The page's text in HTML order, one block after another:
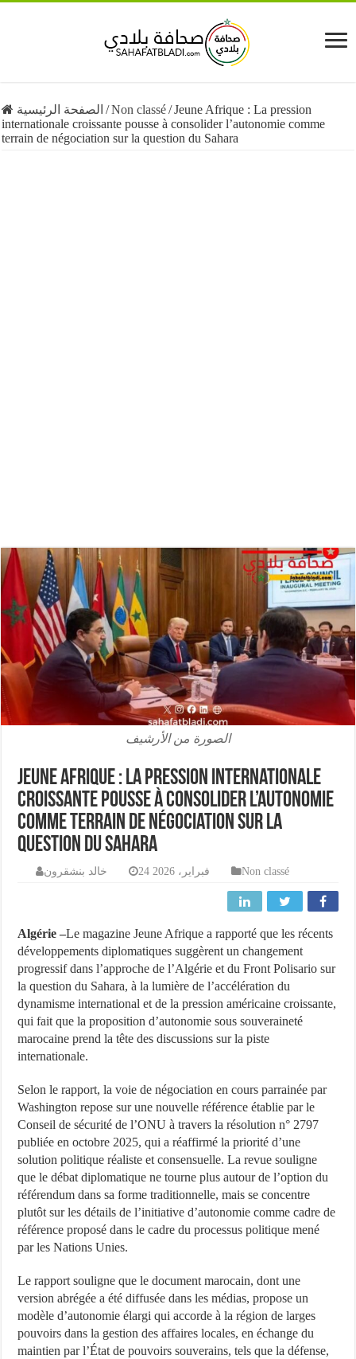
الصفحة الرئيسية /Non classé/Jeune Afrique : La pression
internationale croissante pousse à consolider l’autonomie comme
terrain de négociation sur la question du Sahara
الصورة من الأرشيف
Jeune Afrique : La pression internationale
croissante pousse à consolider l’autonomie
comme terrain de négociation sur la
question du Sahara
خالد بنشقرون 24 فبراير، 2026 Non classé
Algérie –Le magazine Jeune Afrique a rapporté que les récents
développements diplomatiques suggèrent un changement
progressif dans l’approche de l’Algérie et du Front Polisario sur
la question du Sahara, à la lumière de l’accélération du
dynamisme international et de la pression américaine croissante,
qui fait que la proposition d’autonomie sous souveraineté
marocaine prend la tête des discussions sur la piste
internationale.
Selon le rapport, la voie de négociation en cours parrainée par
Washington repose sur une nouvelle référence établie par le
Conseil de sécurité de l’ONU à travers la résolution n° 2797
publiée en octobre 2025, qui a réaffirmé la priorité d’une
solution politique réaliste et consensuelle. La revue souligne
que le débat diplomatique ne tourne plus autour de l’option du
référendum dans sa forme traditionnelle, mais se concentre
plutôt sur les détails de l’initiative d’autonomie comme cadre de
référence proposé dans le cadre du processus politique mené
par les Nations Unies.
Le rapport souligne que le document marocain, dont une
version abrégée a été diffusée dans les médias, propose un
modèle d’autonomie élargi qui accorde à la région de larges
pouvoirs dans la gestion des affaires locales, en échange du
maintien par l’État de pouvoirs souverains, tels que la défense,